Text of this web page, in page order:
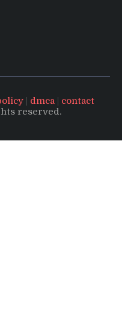
| dmca| contact
reserved.